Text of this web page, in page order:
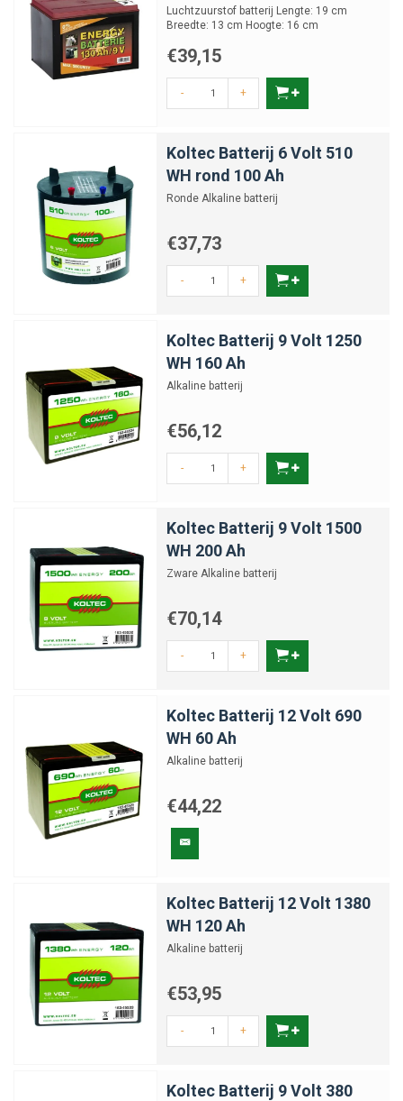
Luchtzuurstof batterij Lengte: 19 cm
Breedte: 13 cm Hoogte: 16 cm
€39,15
- +
Koltec Batterij 6 Volt 510
WH rond 100 Ah
Ronde Alkaline batterij
€37,73
- +
Koltec Batterij 9 Volt 1250
WH 160 Ah
Alkaline batterij
€56,12
- +
Koltec Batterij 9 Volt 1500
WH 200 Ah
Zware Alkaline batterij
€70,14
- +
Koltec Batterij 12 Volt 690
WH 60 Ah
Alkaline batterij
€44,22
Koltec Batterij 12 Volt 1380
WH 120 Ah
Alkaline batterij
€53,95
- +
Koltec Batterij 9 Volt 380